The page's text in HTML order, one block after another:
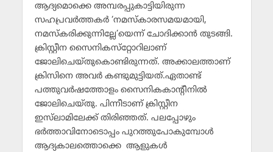
ആദ്യമൊക്കെ അമ്പരപ്പുകാട്ടിയിരുന്ന
സഹപ്രവര്‍ത്തകര്‍ ‘നമസ്‌കാരസമയമായി,
നമസ്‌കരിക്കുന്നില്ലേ’യെന്ന് ചോദിക്കാന്‍ തുടങ്ങി.
ക്രിസ്റ്റീന സൈനികസ്‌റ്റോറിലാണ്
ജോലിചെയ്തുകൊണ്ടിരുന്നത്. അക്കാലത്താണ്
ക്രിസിനെ അവര്‍ കണ്ടുമുട്ടിയത്.ഏതാണ്ട്
പത്തുവര്‍ഷത്തോളം സൈനികകാന്റീനില്‍
ജോലിചെയ്തു. പിന്നീടാണ് ക്രിസ്റ്റീന
ഇസ്‌ലാമിലേക്ക് തിരിഞ്ഞത്. പലപ്പോഴും
ഭര്‍ത്താവിനോടൊപ്പം പുറത്തുപോകുമ്പോള്‍
ആദ്യകാലത്തൊക്കെ ആളുകള്‍